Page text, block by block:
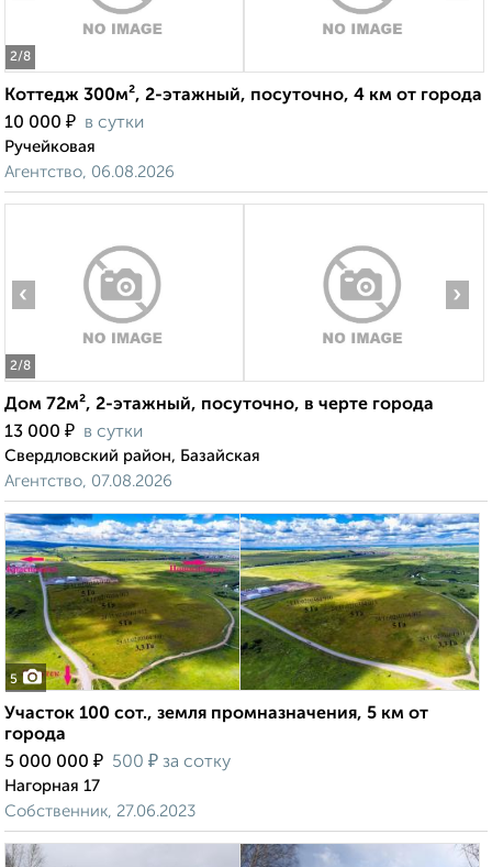
2/8
Коттедж 300м², 2-этажный, посуточно, 4 км от города
10 000 ₽ в сутки
Ручейковая
Агентство, 06.08.2026
2/8
‹ ›
Дом 72м², 2-этажный, посуточно, в черте города
13 000 ₽ в сутки
Свердловский район, Базайская
Агентство, 07.08.2026
5
Участок 100 сот., земля промназначения, 5 км от
города
5 000 000 ₽ 500 ₽ за сотку
Нагорная 17
Собственник, 27.06.2023